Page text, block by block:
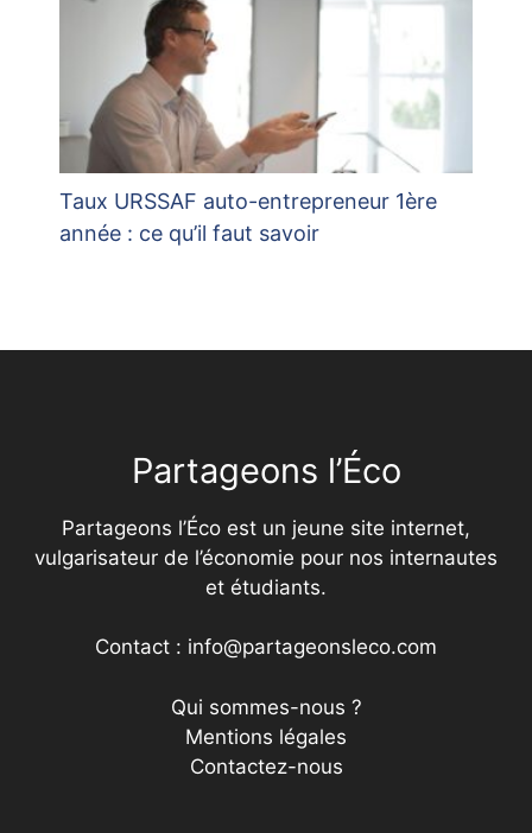
Taux URSSAF auto-entrepreneur 1ère
année : ce qu’il faut savoir
Partageons l’Éco
Partageons l’Éco est un jeune site internet,
vulgarisateur de l’économie pour nos internautes
et étudiants.
Contact : info@partageonsleco.com
Qui sommes-nous ?
Mentions légales
Contactez-nous